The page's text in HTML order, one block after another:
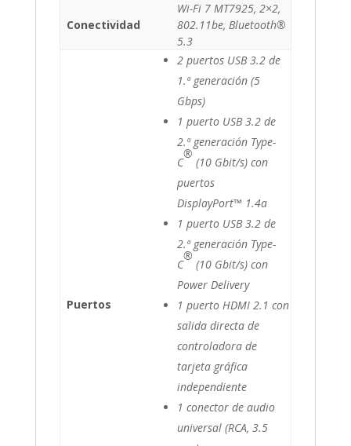
Conectividad
Wi-Fi 7 MT7925, 2×2,
802.11be, Bluetooth®
5.3
Puertos
2 puertos USB 3.2 de
1.ª generación (5
Gbps)
1 puerto USB 3.2 de
2.ª generación Type-
C
®
(10 Gbit/s) con
puertos
DisplayPort™ 1.4a
1 puerto USB 3.2 de
2.ª generación Type-
C
®
(10 Gbit/s) con
Power Delivery
1 puerto HDMI 2.1 con
salida directa de
controladora de
tarjeta gráfica
independiente
1 conector de audio
universal (RCA, 3.5